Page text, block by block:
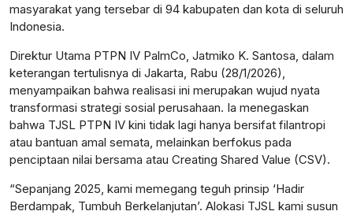
masyarakat yang tersebar di 94 kabupaten dan kota di seluruh
Indonesia.
Direktur Utama PTPN IV PalmCo, Jatmiko K. Santosa, dalam
keterangan tertulisnya di Jakarta, Rabu (28/1/2026),
menyampaikan bahwa realisasi ini merupakan wujud nyata
transformasi strategi sosial perusahaan. Ia menegaskan
bahwa TJSL PTPN IV kini tidak lagi hanya bersifat filantropi
atau bantuan amal semata, melainkan berfokus pada
penciptaan nilai bersama atau Creating Shared Value (CSV).
“Sepanjang 2025, kami memegang teguh prinsip ‘Hadir
Berdampak, Tumbuh Berkelanjutan’. Alokasi TJSL kami susun